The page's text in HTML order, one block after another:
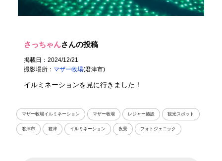
さっちゃんさんの投稿
掲載日：2024/12/21
撮影場所： マザー牧場(君津市)
イルミネーションを見に行きました！
マザー牧場イルミネーション マザー牧場 レジャー施設 観光スポット
君津市 君津 イルミネーション 夜景 フォトジェニック